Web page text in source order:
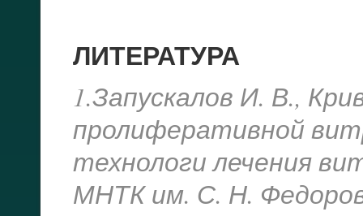
ЛИТЕРАТУРА
1.Запускалов И. В.,
пролиферативной
технологи лечения
МНТК им. С. Н.